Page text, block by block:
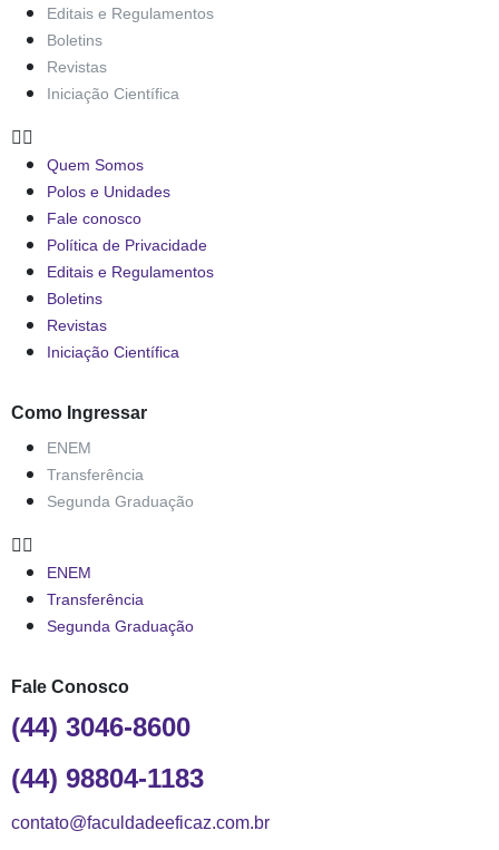
Editais e Regulamentos
Boletins
Revistas
Iniciação Científica
Quem Somos
Polos e Unidades
Fale conosco
Política de Privacidade
Editais e Regulamentos
Boletins
Revistas
Iniciação Científica
Como Ingressar
ENEM
Transferência
Segunda Graduação
ENEM
Transferência
Segunda Graduação
Fale Conosco
(44) 3046-8600
(44) 98804-1183
contato@faculdadeeficaz.com.br